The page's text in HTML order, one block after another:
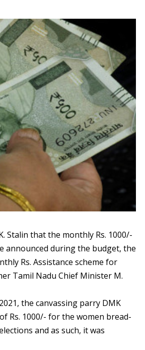
Stalin that the monthly Rs. 1000/-
announced during the budget, the
Rs. Assistance scheme for
Tamil Nadu Chief Minister M.
the canvassing parry DMK
Rs. 1000/- for the women bread-
and as such, it was